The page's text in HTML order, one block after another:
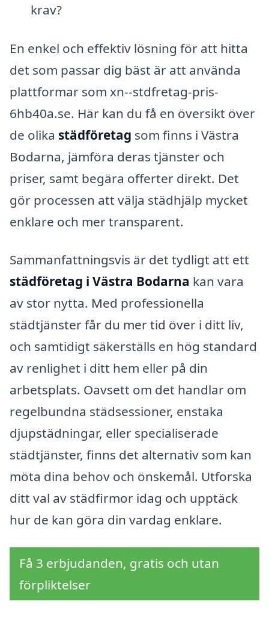
krav?
En enkel och effektiv lösning för att hitta
det som passar dig bäst är att använda
plattformar som xn--stdfretag-pris-
6hb40a.se. Här kan du få en översikt över
de olika städföretag som finns i Västra
Bodarna, jämföra deras tjänster och
priser, samt begära offerter direkt. Det
gör processen att välja städhjälp mycket
enklare och mer transparent.
Sammanfattningsvis är det tydligt att ett
städföretag i Västra Bodarna kan vara
av stor nytta. Med professionella
städtjänster får du mer tid över i ditt liv,
och samtidigt säkerställs en hög standard
av renlighet i ditt hem eller på din
arbetsplats. Oavsett om det handlar om
regelbundna städsessioner, enstaka
djupstädningar, eller specialiserade
städtjänster, finns det alternativ som kan
möta dina behov och önskemål. Utforska
ditt val av städfirmor idag och upptäck
hur de kan göra din vardag enklare.
Få 3 erbjudanden, gratis och utan
förpliktelser